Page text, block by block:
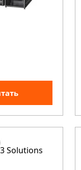
Solutions